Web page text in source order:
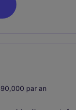
par an